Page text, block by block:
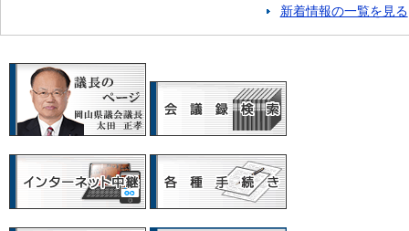
新着情報の一覧を見る